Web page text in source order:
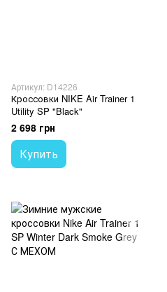
Артикул: D14226
Кроссовки NIKE Air Trainer 1
Utility SP "Black"
2 698 грн
Купить